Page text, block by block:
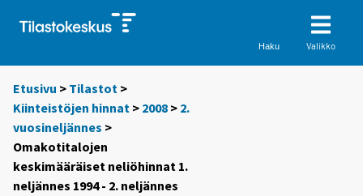
Haku Valikko
Etusivu > Tilastot >
Kiinteistöjen hinnat > 2008 > 2.
vuosineljännes >
Omakotitalojen
keskimääräiset neliöhinnat 1.
neljännes 1994 - 2. neljännes